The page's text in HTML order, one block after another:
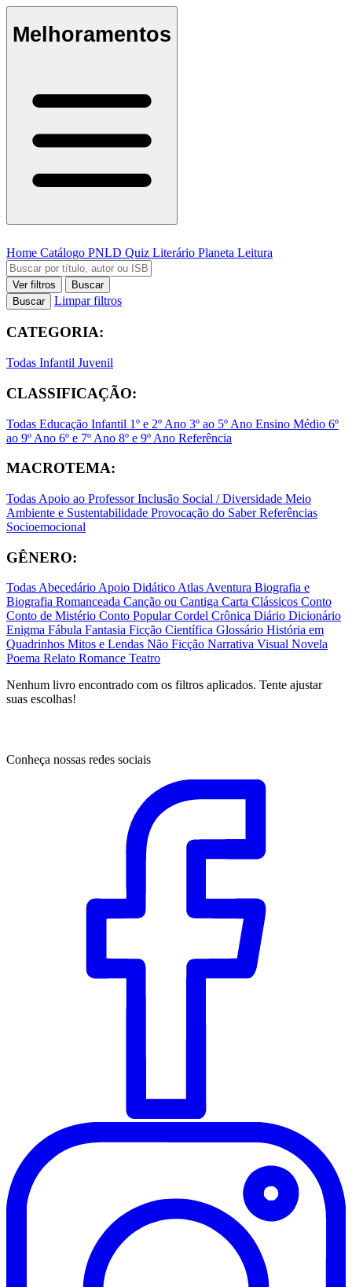
Melhoramentos
Home Catálogo PNLD Quiz Literário Planeta Leitura
Ver filtros
Buscar
Buscar
Limpar filtros
CATEGORIA:
Todas Infantil Juvenil
CLASSIFICAÇÃO:
Todas Educação Infantil 1º e 2º Ano 3º ao 5º Ano Ensino Médio 6º
ao 9º Ano 6º e 7º Ano 8º e 9º Ano Referência
MACROTEMA:
Todas Apoio ao ProfessorInclusão Social / Diversidade Meio
Ambiente e Sustentabilidade Provocação do SaberReferências
Socioemocional
GÊNERO:
TodasAbecedárioApoio DidáticoAtlasAventura Biografia e
Biografia Romanceada Canção ou Cantiga Carta Clássicos Conto
Conto de Mistério Conto PopularCordel Crônica Diário Dicionário
Enigma Fábula Fantasia Ficção Científica Glossário História em
Quadrinhos Mitos e Lendas Não Ficção Narrativa Visual Novela
Poema Relato Romance Teatro
Nenhum livro encontrado com os filtros aplicados. Tente ajustar
suas escolhas!
Conheça nossas redes sociais